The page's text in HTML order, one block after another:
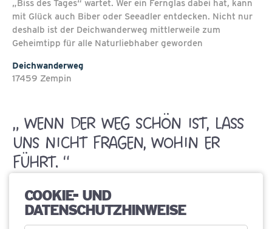
„Biss des Tages“ wartet. Wer ein Fernglas dabei hat, kann
mit Glück auch Biber oder Seeadler entdecken. Nicht nur
deshalb ist der Deichwanderweg mittlerweile zum
Geheimtipp für alle Naturliebhaber geworden
Deichwanderweg
17459 Zempin
„ WENN DER WEG SCHÖN IST, LASS
UNS NICHT FRAGEN, WOHIN ER
FÜHRT. “
COOKIE- UND
DATENSCHUTZHINWEISE